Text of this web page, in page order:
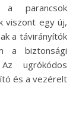
parancsok
viszont egy új,
a távirányítók
a biztonsági
ugrókódos
és a vezérelt